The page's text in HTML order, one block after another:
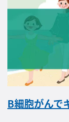
B細胞がんで